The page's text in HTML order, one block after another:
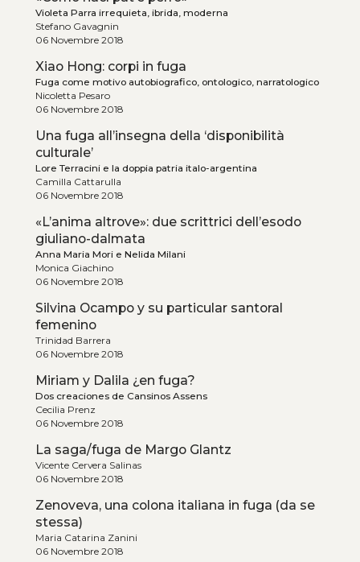
Violeta Parra irrequieta, ibrida, moderna
Stefano Gavagnin
06 Novembre 2018
Xiao Hong: corpi in fuga
Fuga come motivo autobiografico, ontologico, narratologico
Nicoletta Pesaro
06 Novembre 2018
Una fuga all’insegna della ‘disponibilità
culturale’
Lore Terracini e la doppia patria italo-argentina
Camilla Cattarulla
06 Novembre 2018
«L’anima altrove»: due scrittrici dell’esodo
giuliano-dalmata
Anna Maria Mori e Nelida Milani
Monica Giachino
06 Novembre 2018
Silvina Ocampo y su particular santoral
femenino
Trinidad Barrera
06 Novembre 2018
Miriam y Dalila ¿en fuga?
Dos creaciones de Cansinos Assens
Cecilia Prenz
06 Novembre 2018
La saga/fuga de Margo Glantz
Vicente Cervera Salinas
06 Novembre 2018
Zenoveva, una colona italiana in fuga (da se
stessa)
Maria Catarina Zanini
06 Novembre 2018